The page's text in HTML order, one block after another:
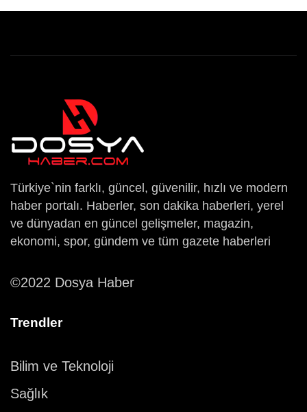
Türkiye`nin farklı, güncel, güvenilir, hızlı ve modern
haber portalı. Haberler, son dakika haberleri, yerel
ve dünyadan en güncel gelişmeler, magazin,
ekonomi, spor, gündem ve tüm gazete haberleri
©2022 Dosya Haber
Trendler
Bilim ve Teknoloji
Sağlık